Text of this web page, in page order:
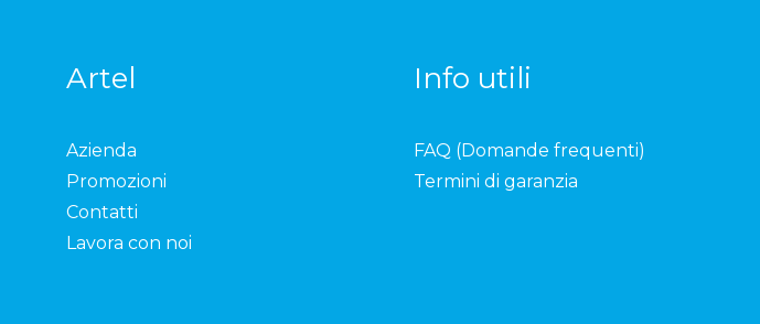
Artel
Azienda
Promozioni
Contatti
Lavora con noi
Info utili
FAQ (Domande frequenti)
Termini di garanzia